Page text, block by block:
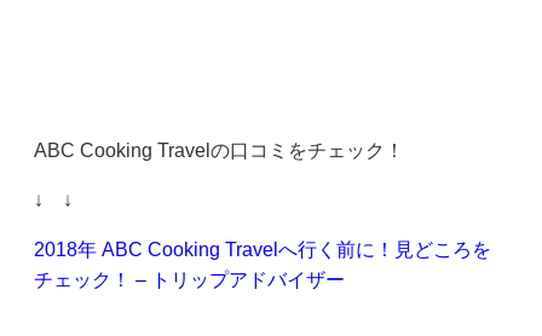
ABC Cooking Travelの口コミをチェック！
↓ ↓
2018年 ABC Cooking Travelへ行く前に！見どころを
チェック！ – トリップアドバイザー